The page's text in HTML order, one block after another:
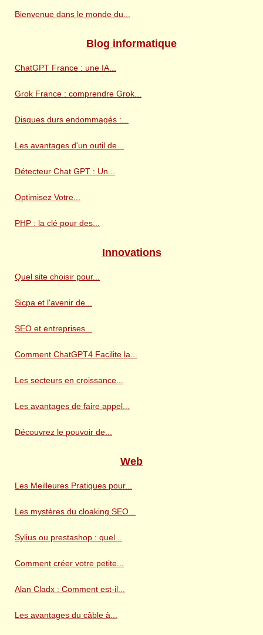
Bienvenue dans le monde du...
Blog informatique
ChatGPT France : une IA...
Grok France : comprendre Grok...
Disques durs endommagés :...
Les avantages d'un outil de...
Détecteur Chat GPT : Un...
Optimisez Votre...
PHP : la clé pour des...
Innovations
Quel site choisir pour...
Sicpa et l'avenir de...
SEO et entreprises...
Comment ChatGPT4 Facilite la...
Les secteurs en croissance...
Les avantages de faire appel...
Découvrez le pouvoir de...
Web
Les Meilleures Pratiques pour...
Les mystères du cloaking SEO...
Sylius ou prestashop : quel...
Comment créer votre petite...
Alan Cladx : Comment est-il...
Les avantages du câble à...